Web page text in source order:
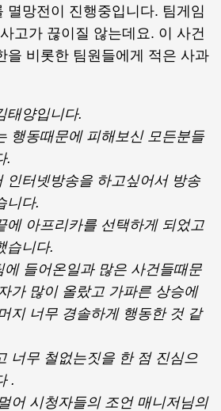
멸망전이 진행중입니다. 팀게임
고가 끊이질 않는데요. 이 사건
을 비롯한 팀원들에게 적은 사과
태양입니다.
행동때문에 피해보신 모든분들
.
인터넷방송을 하고싶어서 방송
니다.
에 아프리카를 선택하게 되었고
습니다.
에 들어온일과 많은 사건들때문
가 많이 올랐고 가파른 상승에
지 너무 경솔하게 행동한 것 같
너무 철없는짓을 한 점 진심으
.
어 시청자들의 조언 매니저님의